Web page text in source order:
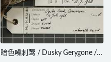
暗色噪刺莺 / Dusky Gerygone /